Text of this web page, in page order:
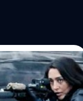
แยก : เน้นไปที่ตัว
ชื่นชอบ